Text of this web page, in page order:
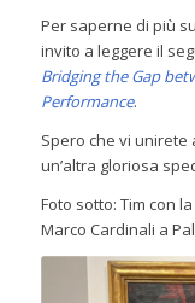
Per saperne di più
invito a leggere il
Bridging the Gap
Performance.
Spero che vi unirete
un’altra gloriosa
Foto sotto: Tim con
Marco Cardinali a